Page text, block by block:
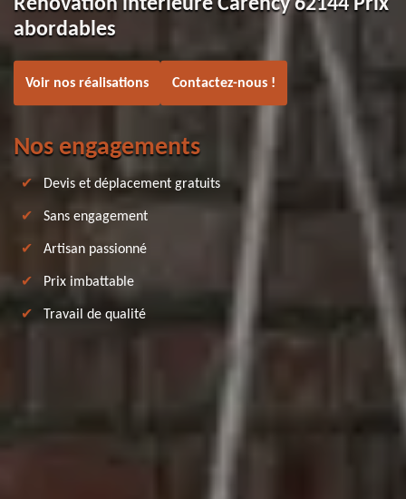
abordables
Voir nos réalisations Contactez-nous !
Nos engagements
Devis et déplacement gratuits
Sans engagement
Artisan passionné
Prix imbattable
Travail de qualité